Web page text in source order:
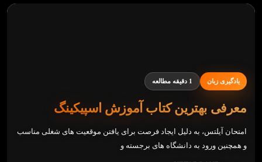
یادگیری زبان 1 دقیقه مطالعه
معرفی بهترین کتاب آموزش اسپیکینگ
امتحان آیلتس، به دلیل ایجاد فرصت برای یافتن موقعیت‌ های شغلی مناسب
و همچنین ورود به دانشگاه‌ های برجسته و